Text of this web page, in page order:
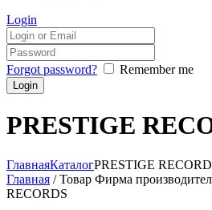
Login
Forgot password? Remember me
PRESTIGE
ГлавнаяКаталогPRESTIGE
Главная / Товар Фирма
RECORDS